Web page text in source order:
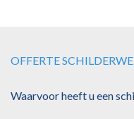
OFFERTE
Waarvoor heeft u een